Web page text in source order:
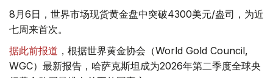
8月6日，世界市场现货黄金盘中突破4300美元/盎司，为近
七周来首次。
据此前报道 ，根据世界黄金协会（World Gold Council,
WGC）最新报告，哈萨克斯坦成为2026年第二季度全球央